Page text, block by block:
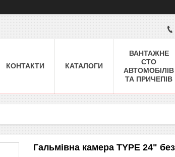
КОНТАКТИ КАТАЛОГИ
ВАНТАЖНЕ
СТО
АВТОМОБІЛІВ
ТА ПРИЧЕПІВ
Гальмівна камера TYPE 24"